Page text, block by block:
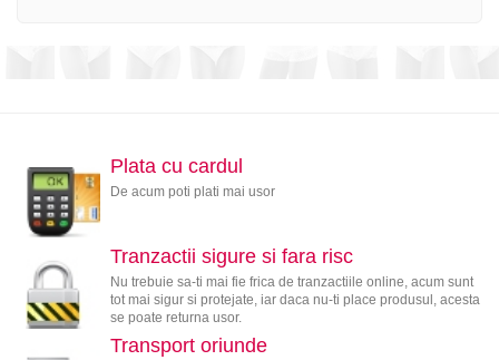
Plata cu cardul
De acum poti plati mai usor
Tranzactii sigure si fara risc
Nu trebuie sa-ti mai fie frica de tranzactiile online, acum sunt
tot mai sigur si protejate, iar daca nu-ti place produsul, acesta
se poate returna usor.
Transport oriunde